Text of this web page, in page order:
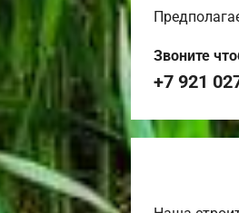
Звоните
+7 921